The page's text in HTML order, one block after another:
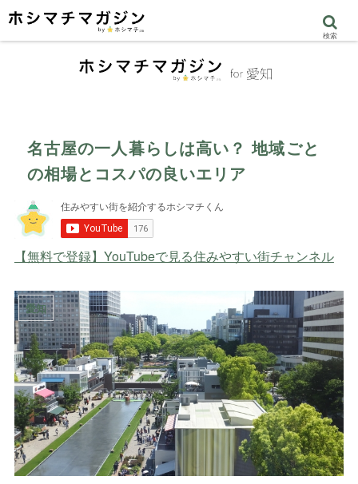
名古屋の一人暮らしは高い？ 地域ごと
の相場とコスパの良いエリア
【無料で登録】YouTubeで見る住みやすい街チャンネル
愛知
検索